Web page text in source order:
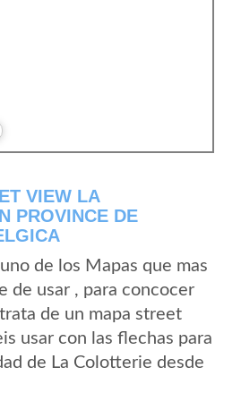
VIEW LA
PROVINCE DE
de los Mapas que mas
de usar , para concocer
de un mapa street
usar con las flechas para
de La Colotterie desde